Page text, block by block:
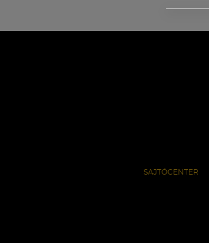
SAJTÓCENTER